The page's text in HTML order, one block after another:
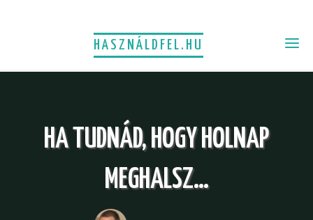
HASZNÁLDFEL.HU
HA TUDNÁD, HOGY HOLNAP
MEGHALSZ…